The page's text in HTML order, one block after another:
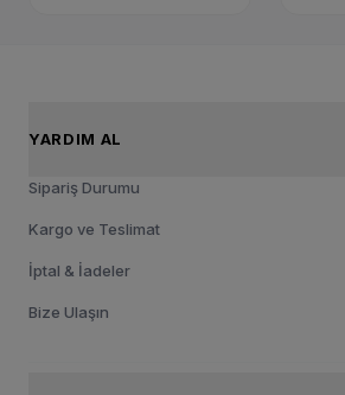
YARDIM AL
Sipariş Durumu
Kargo ve Teslimat
İptal & İadeler
Bize Ulaşın